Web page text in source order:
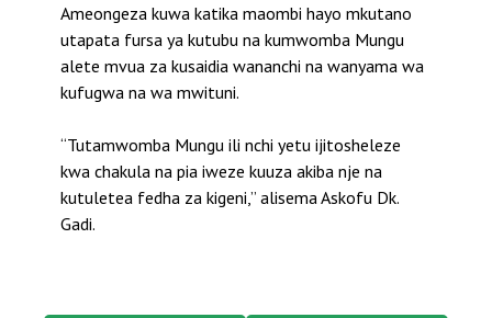
Ameongeza kuwa katika maombi hayo mkutano
utapata fursa ya kutubu na kumwomba Mungu
alete mvua za kusaidia wananchi na wanyama wa
kufugwa na wa mwituni.
“Tutamwomba Mungu ili nchi yetu ijitosheleze
kwa chakula na pia iweze kuuza akiba nje na
kutuletea fedha za kigeni,” alisema Askofu Dk.
Gadi.